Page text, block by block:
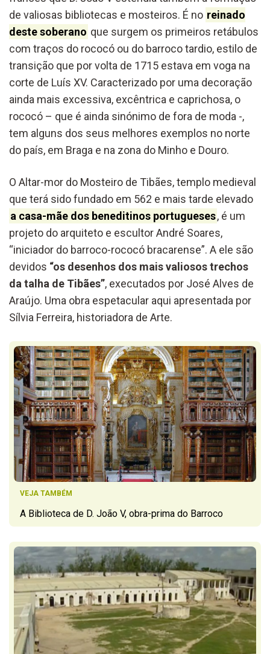
de valiosas bibliotecas e mosteiros. É no reinado
deste soberano que surgem os primeiros retábulos
com traços do rococó ou do barroco tardio, estilo de
transição que por volta de 1715 estava em voga na
corte de Luís XV. Caracterizado por uma decoração
ainda mais excessiva, excêntrica e caprichosa, o
rococó – que é ainda sinónimo de fora de moda -,
tem alguns dos seus melhores exemplos no norte
do país, em Braga e na zona do Minho e Douro.
O Altar-mor do Mosteiro de Tibães, templo medieval
que terá sido fundado em 562 e mais tarde elevado
a casa-mãe dos beneditinos portugueses, é um
projeto do arquiteto e escultor André Soares,
“iniciador do barroco-rococó bracarense”. A ele são
devidos “os desenhos dos mais valiosos trechos
da talha de Tibães”, executados por José Alves de
Araújo. Uma obra espetacular aqui apresentada por
Sílvia Ferreira, historiadora de Arte.
VEJA TAMBÉM
A Biblioteca de D. João V, obra-prima do Barroco